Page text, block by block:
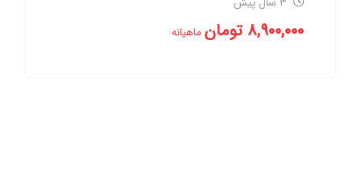
12,000,000